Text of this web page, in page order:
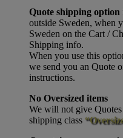
Quote shipping option
outside Sweden, when
Sweden on the Cart /
Shipping info.
When you use this
we send you an Quote
instructions.
No Oversized items
We will not give
shipping class